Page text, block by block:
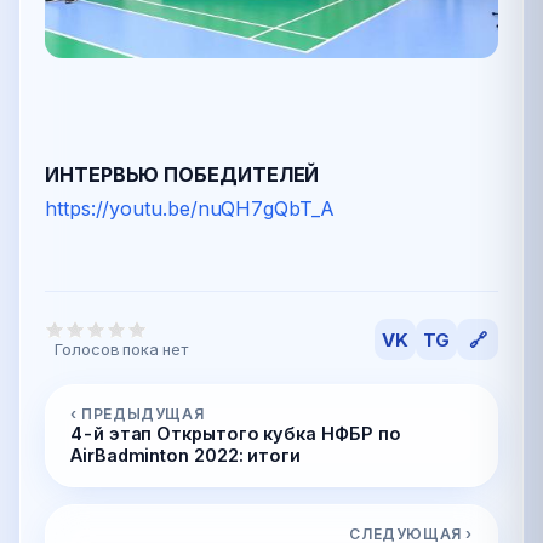
ИНТЕРВЬЮ ПОБЕДИТЕЛЕЙ
https://youtu.be/nuQH7gQbT_A
Голосов пока нет VK TG 🔗
‹ ПРЕДЫДУЩАЯ
4-й этап Открытого кубка НФБР по
AirBadminton 2022: итоги
СЛЕДУЮЩАЯ ›